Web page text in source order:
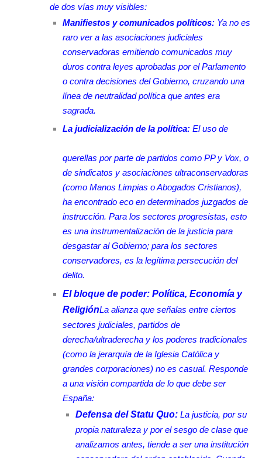
de dos vías muy visibles:
Manifiestos y comunicados políticos: Ya no es
raro ver a las asociaciones judiciales
conservadoras emitiendo comunicados muy
duros contra leyes aprobadas por el Parlamento
o contra decisiones del Gobierno, cruzando una
línea de neutralidad política que antes era
sagrada.
La judicialización de la política: El uso de
querellas por parte de partidos como PP y Vox, o
de sindicatos y asociaciones ultraconservadoras
(como Manos Limpias o Abogados Cristianos),
ha encontrado eco en determinados juzgados de
instrucción. Para los sectores progresistas, esto
es una instrumentalización de la justicia para
desgastar al Gobierno; para los sectores
conservadores, es la legítima persecución del
delito.
El bloque de poder: Política, Economía y
ReligiónLa alianza que señalas entre ciertos
sectores judiciales, partidos de
derecha/ultraderecha y los poderes tradicionales
(como la jerarquía de la Iglesia Católica y
grandes corporaciones) no es casual. Responde
a una visión compartida de lo que debe ser
España:
Defensa del Statu Quo: La justicia, por su
propia naturaleza y por el sesgo de clase que
analizamos antes, tiende a ser una institución